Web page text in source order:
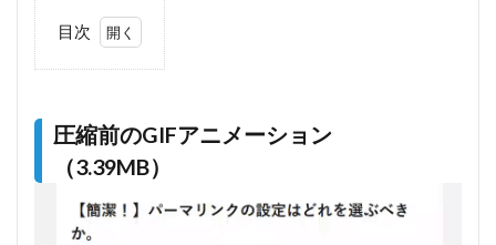
目次
（3.39MB）
2
圧縮後
ーション
（2.12MB）
圧縮前のGIFアニメーション
（3.39MB）